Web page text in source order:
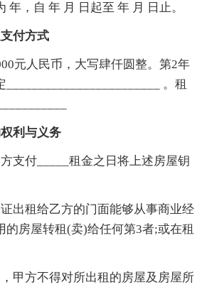
年，自 年 月 日起至 年 月 日止。
付方式
元人民币，大写肆仟圆整。第2年
。租
利与义务
支付_____租金之日将上述房屋钥
出租给乙方的门面能够从事商业经
的房屋转租(卖)给任何第3者;或在租
甲方不得对所出租的房屋及房屋所